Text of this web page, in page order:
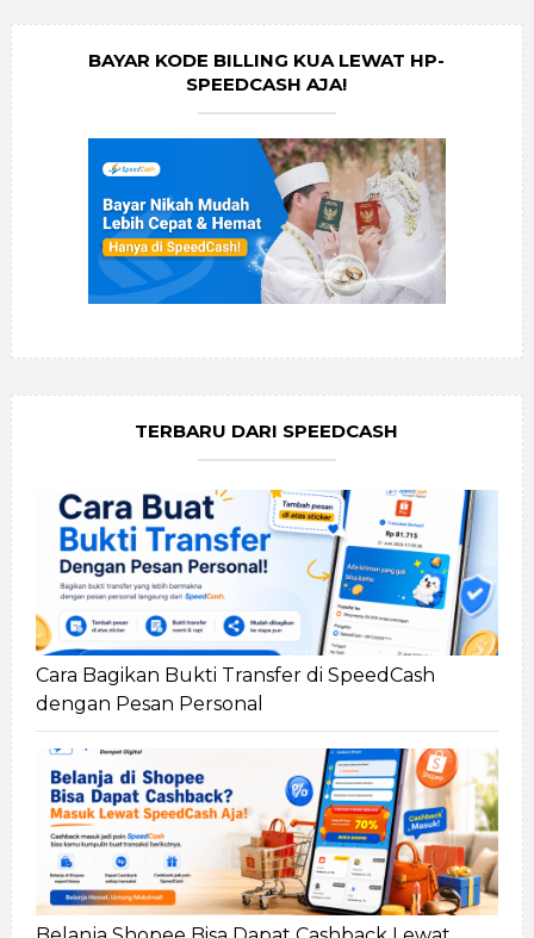
BAYAR KODE BILLING KUA LEWAT HP-
SPEEDCASH AJA!
TERBARU DARI SPEEDCASH
Cara Bagikan Bukti Transfer di SpeedCash
dengan Pesan Personal